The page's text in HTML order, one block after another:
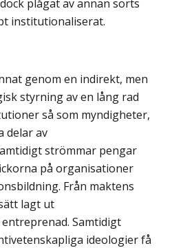
plågat av annan sorts
institutionaliserat.
genom en indirekt, men
styrning av en lång rad
så som myndigheter,
delar av
strömmar pengar
på organisationer
Från mak­tens
lagt ut
Samtidigt
ideologier få